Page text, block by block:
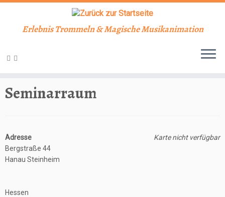
Zum
Erlebnis Trommeln & Magische Musikanimation
Seminarraum
Karte nicht verfügbar
Adresse
Bergstraße 44
Hanau Steinheim
Hessen